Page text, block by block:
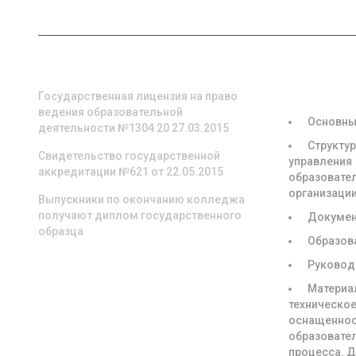
Государственная лицензия на право
ведения образовательной
деятельности №1304 20 27.03.2015
Свидетельство государственной
аккредитации №621 от 22.05.2015
Выпускники по окончанию колледжа
получают диплом государственного
образца
управления
процесса.